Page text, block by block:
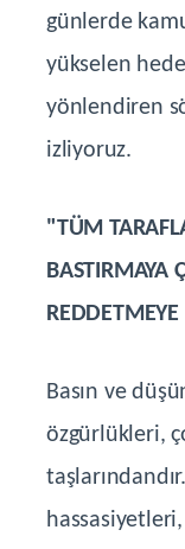
günlerde
yükselen
yönlendiren
izliyoruz.
"TÜM
BASTIRMAYA
Basın ve
özgürlükleri,